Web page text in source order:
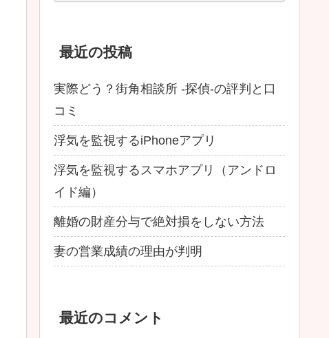
最近の投稿
実際どう？街角相談所 -探偵-の評判と口
コミ
浮気を監視するiPhoneアプリ
浮気を監視するスマホアプリ（アンドロ
イド編）
離婚の財産分与で絶対損をしない方法
妻の営業成績の理由が判明
最近のコメント